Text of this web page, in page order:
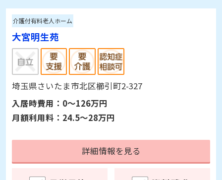
見学予約
介護付有料老人ホーム
大宮明生苑